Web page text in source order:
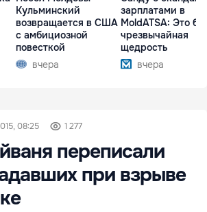
Кульминский
возвращается в США
с амбициозной
повесткой
вчера
зарплатами в
MoldATSA: Это
чрезвычайная
щедрость
вчера
08:25 1 277
переписали
при взрыве